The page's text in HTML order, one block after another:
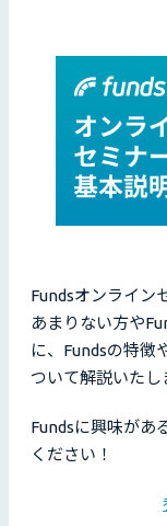
Fundsオンライン
あまりない方や
に、Fundsの特徴
ついて解説いたし
Fundsに興味があ
ください！